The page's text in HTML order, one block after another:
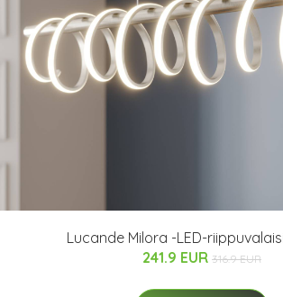
Lucande Milora -LED-
241.9 EUR 316.9 EUR